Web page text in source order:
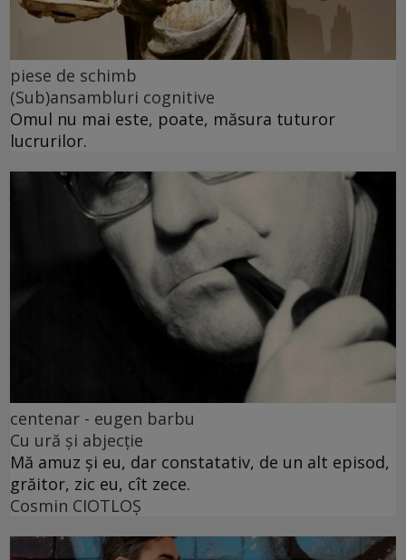
piese de schimb
(Sub)ansambluri cognitive
Omul nu mai este, poate, măsura tuturor
lucrurilor.
centenar - eugen barbu
Cu ură și abjecție
Mă amuz și eu, dar constatativ, de un alt episod,
grăitor, zic eu, cît zece.
Cosmin CIOTLOŞ